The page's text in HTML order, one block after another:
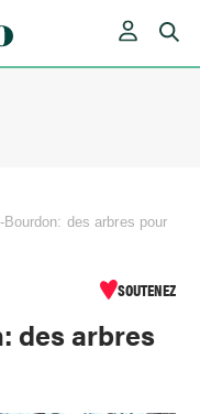
des arbres pour
SOUTENEZ
des arbres